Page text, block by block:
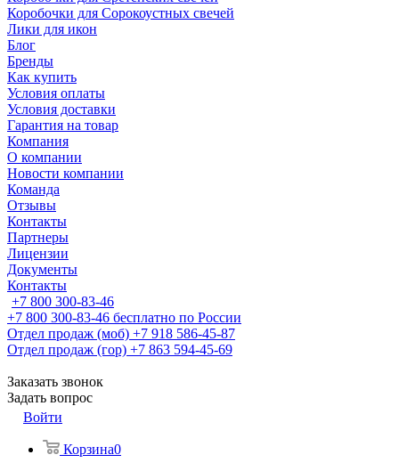
Коробочки для Сорокоустных свечей
Лики для икон
Блог
Бренды
Как купить
Условия оплаты
Условия доставки
Гарантия на товар
Компания
О компании
Новости компании
Команда
Отзывы
Контакты
Партнеры
Лицензии
Документы
Контакты
+7 800 300-83-46
+7 800 300-83-46 бесплатно по России
Отдел продаж (моб) +7 918 586-45-87
Отдел продаж (гор) +7 863 594-45-69
Заказать звонок
Задать вопрос
Войти
Корзина0